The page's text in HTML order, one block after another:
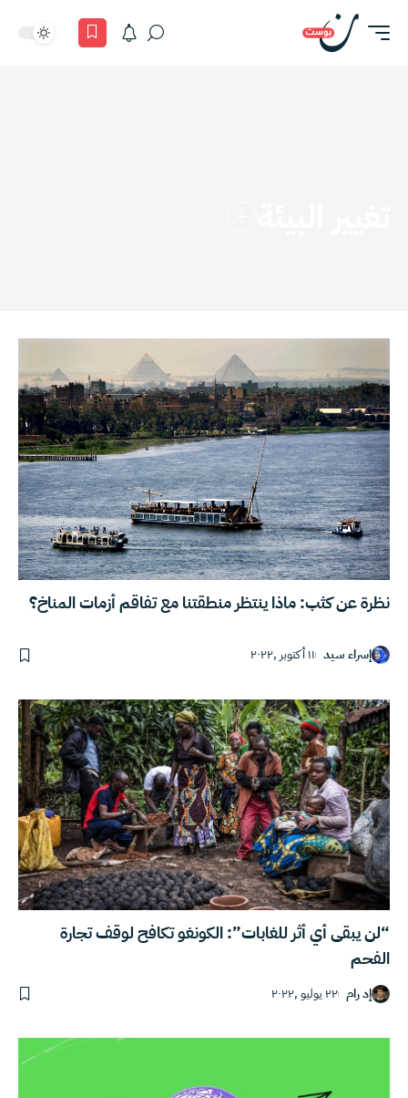
نظرة عن كثب: ماذا ينتظر منطقتنا مع تفاقم أزمات المناخ؟
إسراء سيد ١١ أكتوبر ,٢٠٢٢
“لن يبقى أي أثر للغابات”: الكونغو تكافح لوقف تجارة
الفحم
إد رام ٢٢ يوليو ,٢٠٢٢